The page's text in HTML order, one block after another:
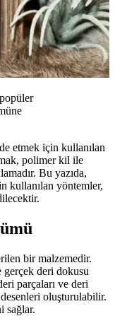
etmek için kullanılan
polimer kil ile
Bu yazıda,
kullanılan yöntemler,
bir malzemedir.
deri dokusu
parçaları ve deri
oluşturulabilir.
sağlar.